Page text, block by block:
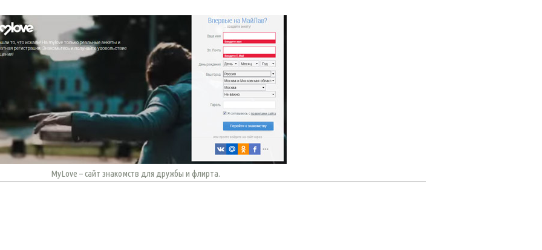
MyLove – сайт знакомств для дружбы и флирта.